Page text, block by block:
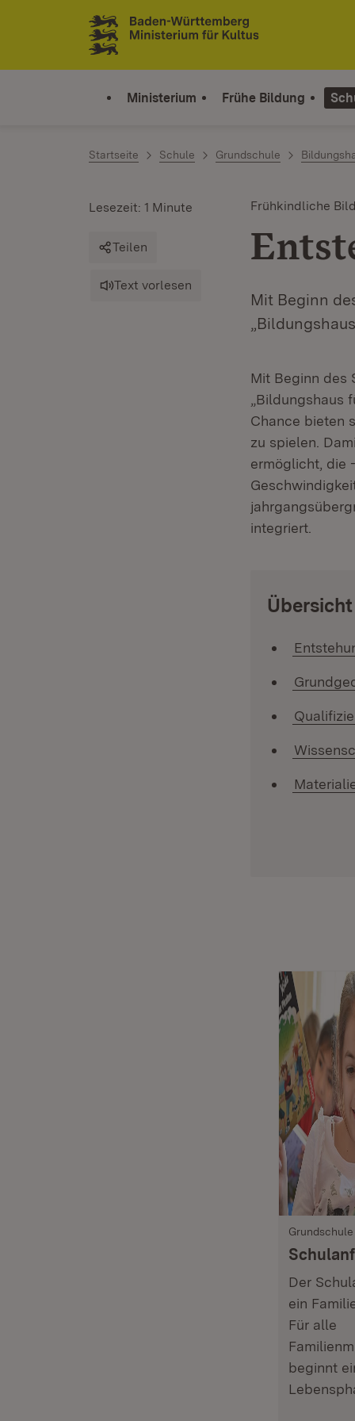
Zum Inhalt springen
Link zur Startseite
Ministerium Frühe Bildung
Startseite Schule Grundschule
Frühkindliche
Mit Beginn
Lesezeit: 1 Minute
Teilen
Text vorlesen
Mit Beginn des
Chance bieten
zu spielen.
ermöglicht, die
integriert.
:
Grundschule
Der
ein
Für alle
beginnt